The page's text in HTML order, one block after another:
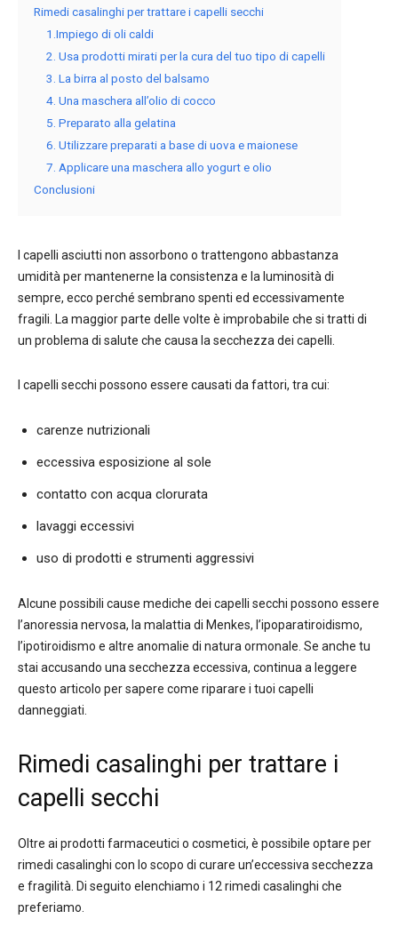
Rimedi casalinghi per trattare i capelli secchi
1.Impiego di oli caldi
2. Usa prodotti mirati per la cura del tuo tipo di capelli
3. La birra al posto del balsamo
4. Una maschera all’olio di cocco
5. Preparato alla gelatina
6. Utilizzare preparati a base di uova e maionese
7. Applicare una maschera allo yogurt e olio
Conclusioni
I capelli asciutti non assorbono o trattengono abbastanza
umidità per mantenerne la consistenza e la luminosità di
sempre, ecco perché sembrano spenti ed eccessivamente
fragili. La maggior parte delle volte è improbabile che si tratti di
un problema di salute che causa la secchezza dei capelli.
I capelli secchi possono essere causati da fattori, tra cui:
carenze nutrizionali
eccessiva esposizione al sole
contatto con acqua clorurata
lavaggi eccessivi
uso di prodotti e strumenti aggressivi
Alcune possibili cause mediche dei capelli secchi possono essere
l’anoressia nervosa, la malattia di Menkes, l’ipoparatiroidismo,
l’ipotiroidismo e altre anomalie di natura ormonale. Se anche tu
stai accusando una secchezza eccessiva, continua a leggere
questo articolo per sapere come riparare i tuoi capelli
danneggiati.
Rimedi casalinghi per trattare i
capelli secchi
Oltre ai prodotti farmaceutici o cosmetici, è possibile optare per
rimedi casalinghi con lo scopo di curare un’eccessiva secchezza
e fragilità. Di seguito elenchiamo i 12 rimedi casalinghi che
preferiamo.